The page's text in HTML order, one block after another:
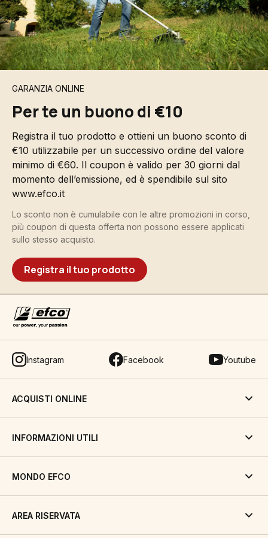
GARANZIA ONLINE
Per te un buono di €10
Registra il tuo prodotto e ottieni un buono sconto di
€10 utilizzabile per un successivo ordine del valore
minimo di €60. Il coupon è valido per 30 giorni dal
momento dell’emissione, ed è spendibile sul sito
www.efco.it
Lo sconto non è cumulabile con le altre promozioni in corso,
più coupon di questa offerta non possono essere applicati
sullo stesso acquisto.
Registra il tuo prodotto
Instagram Facebook Youtube
ACQUISTI ONLINE
INFORMAZIONI UTILI
MONDO EFCO
AREA RISERVATA